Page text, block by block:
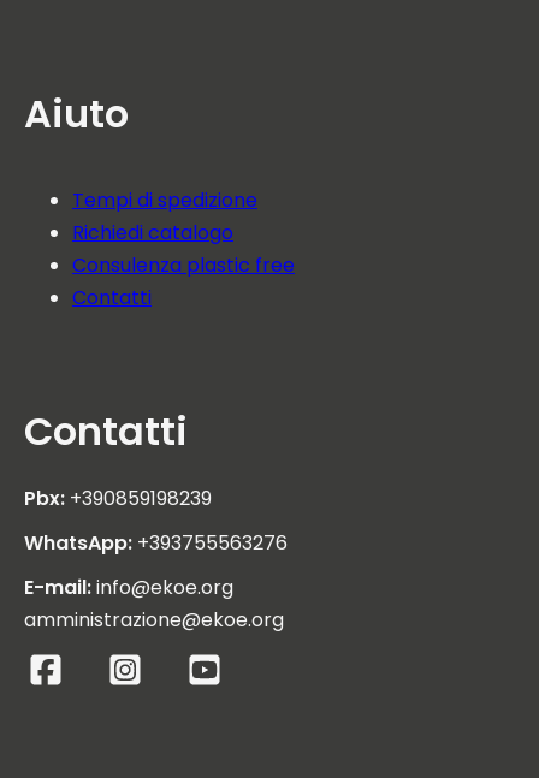
Aiuto
Tempi di spedizione
Richiedi catalogo
Consulenza plastic free
Contatti
Contatti
Pbx: +390859198239
WhatsApp: +393755563276
E-mail:info@ekoe.org
amministrazione@ekoe.org